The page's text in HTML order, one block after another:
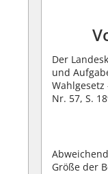
Der
und
Wahlgesetz
Nr. 57, S.
Größe der